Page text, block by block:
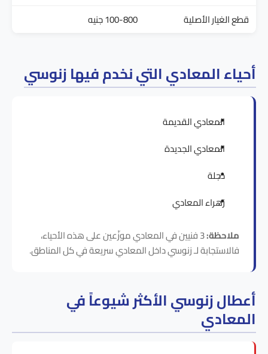
قطع الغيار الأصلية
100-800 جنيه
أحياء المعادي التي نخدم فيها زنوسي
المعادي القديمة
المعادي الجديدة
دجلة
زهراء المعادي
ملاحظة: 3 فنيين في المعادي موزّعين على هذه الأحياء،
فالاستجابة لـ زنوسي داخل المعادي سريعة في كل المناطق.
أعطال زنوسي الأكثر شيوعاً في
المعادي